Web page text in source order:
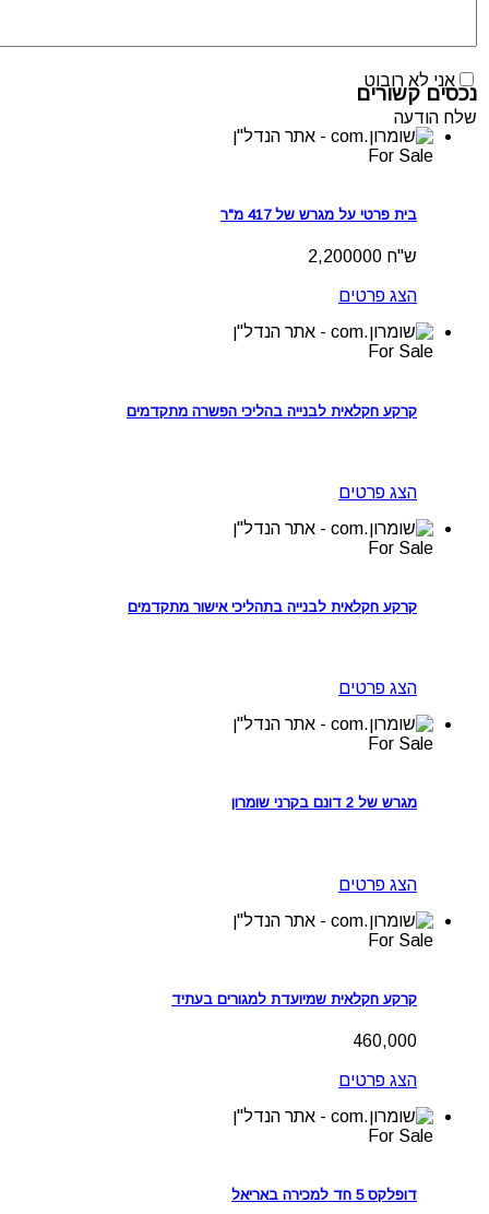
אני לא רובוט
שלח הודעה
נכסים קשורים
For Sale
בית פרטי על מגרש של 417 מ"ר
ש"ח 2,200000
הצג פרטים
For Sale
קרקע חקלאית לבנייה בהליכי הפשרה מתקדמים
הצג פרטים
For Sale
קרקע חקלאית לבנייה בתהליכי אישור מתקדמים
הצג פרטים
For Sale
מגרש של 2 דונם בקרני שומרון
הצג פרטים
For Sale
קרקע חקלאית שמיועדת למגורים בעתיד
460,000
הצג פרטים
For Sale
דופלקס 5 חד למכירה באריאל